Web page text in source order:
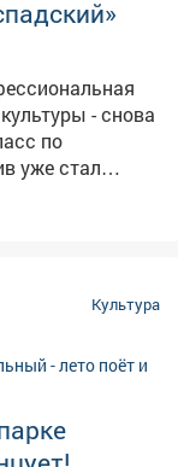
- снова
по
уже стал
него
снять
харизма.
со сценой) 🧑
Культура